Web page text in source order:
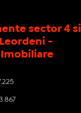
sector 4 si
-
Imobiliare